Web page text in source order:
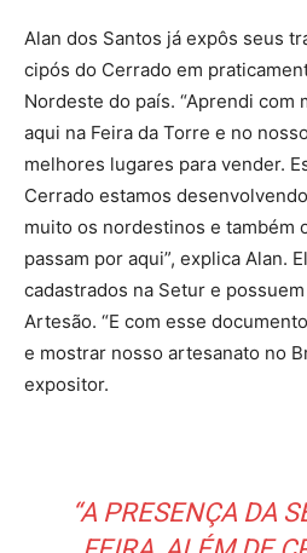
Alan dos Santos já expôs seus
cipós do Cerrado em
Nordeste do país. “Aprendi com
aqui na Feira da Torre e no
melhores lugares para vender.
Cerrado estamos
muito os nordestinos e também
passam por aqui”, explica Alan.
cadastrados na Setur e
Artesão. “E com esse
e mostrar nosso artesanato no
expositor.
“A PRESENÇA DA